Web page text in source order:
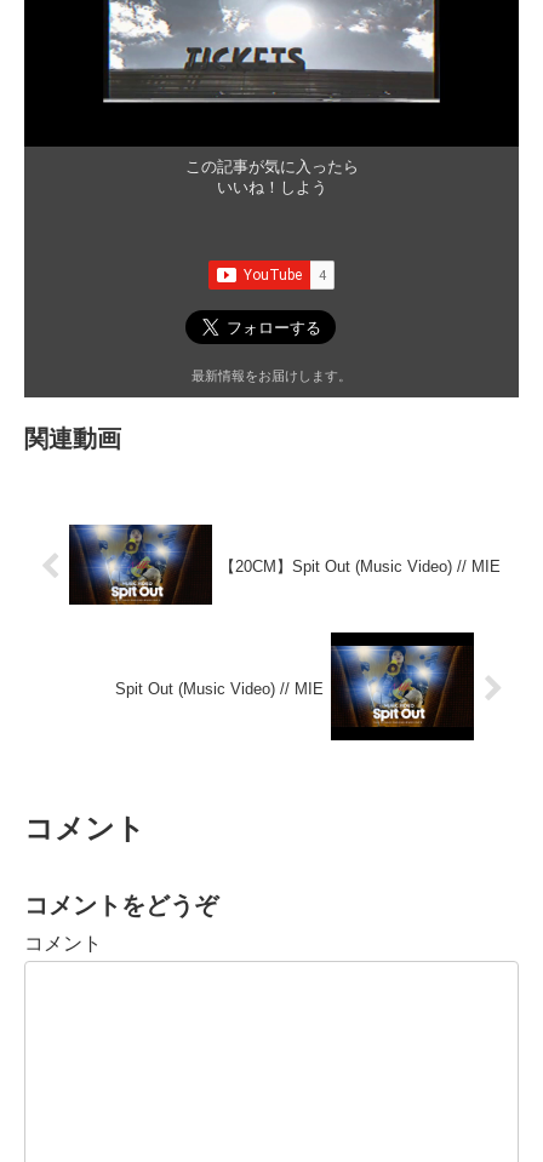
この記事が気に入ったら
いいね！しよう
最新情報をお届けします。
関連動画
【20CM】Spit Out (Music Video) // MIE
Spit Out (Music Video) // MIE
コメント
コメントをどうぞ
コメント